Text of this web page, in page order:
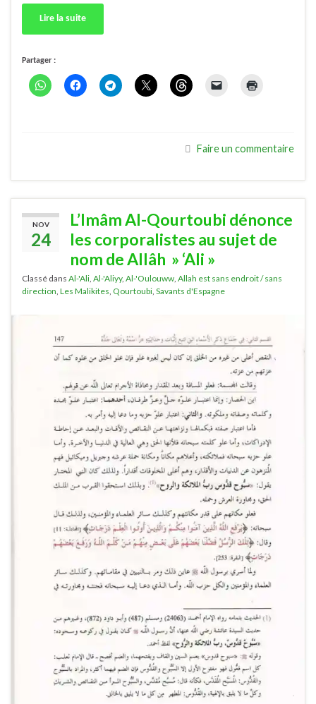
Lire la suite
Partager :
Faire un commentaire
NOV
24
L’Imâm Al-Qourtoubi dénonce
les corporalistes au sujet de
nom de Allâh » ‘Ali »
Classé dans Al-'Ali, Al-'Aliyy, Al-'Oulouww, Allah est sans endroit / sans
direction, Les Malikites, Qourtoubi, Savants d'Espagne